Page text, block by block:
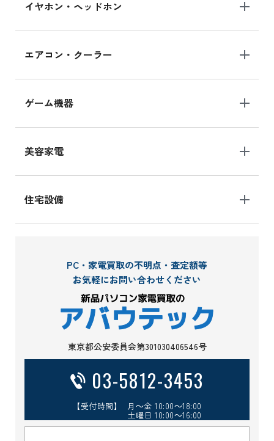
イヤホン・ヘッドホン
エアコン・クーラー
ゲーム機器
美容家電
住宅設備
PC・家電買取の不明点・査定額等
お気軽にお問い合わせください
東京都公安委員会第301030406546号
03-5812-3453
【受付時間】 月～金 10:00～18:00
土曜日 10:00～16:00